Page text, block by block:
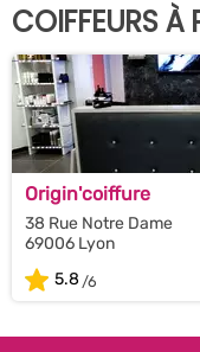
COIFFEURS À
Origin'coiffure
38 Rue Notre Dame
69006 Lyon
5.8